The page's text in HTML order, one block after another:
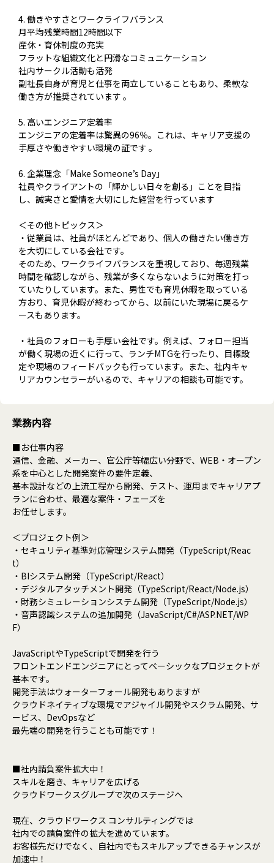
4. 働きやすさとワークライフバランス
月平均残業時間12時間以下
産休・育休制度の充実
フラットな組織文化と円滑なコミュニケーション
社内サークル活動も活発
副社長自身が育児と仕事を両立していることもあり、柔軟な
働き方が推奨されています 。
5. 高いエンジニア定着率
エンジニアの定着率は驚異の96％。これは、キャリア支援の
手厚さや働きやすい環境の証です 。
6. 企業理念「Make Someone’s Day」
社員やクライアントの「輝かしい日々を創る」ことを目指
し、誠実さと愛情を大切にした経営を行っています
＜その他トピックス＞
・従業員は、社員がほとんどであり、個人の働きたい働き方
を大切にしている会社です。
そのため、ワークライフバランスを重視しており、毎週残業
時間を確認しながら、残業が多くならないように対策を打っ
ていたりしています。また、男性でも育児休暇を取っている
方おり、育児休暇が終わってから、以前にいた現場に戻るケ
ースもあります。
・社員のフォローも手厚い会社です。例えば、フォロー担当
が働く現場の近くに行って、ランチMTGを行ったり、目標設
定や現場のフィードバックも行っています。また、社内キャ
リアカウンセラーがいるので、キャリアの相談も可能です。
業務内容
■お仕事内容
通信、金融、メーカー、官公庁等幅広い分野で、WEB・オープン
系を中心とした開発案件の要件定義、
基本設計などの上流工程から開発、テスト、運用までキャリアプ
ランに合わせ、最適な案件・フェーズを
お任せします。
＜プロジェクト例＞
・セキュリティ基準対応管理システム開発（TypeScript/Reac
t）
・BIシステム開発（TypeScript/React）
・デジタルアタッチメント開発（TypeScript/React/Node.js）
・財務シミュレーションシステム開発（TypeScript/Node.js）
・音声認識システムの追加開発（JavaScript/C#/ASP.NET/WP
F）
JavaScriptやTypeScriptで開発を行う
フロントエンドエンジニアにとってベーシックなプロジェクトが
基本です。
開発手法はウォーターフォール開発もありますが
クラウドネイティブな環境でアジャイル開発やスクラム開発、サ
ービス、DevOpsなど
最先端の開発を行うことも可能です！
■社内請負案件拡大中！
スキルを磨き、キャリアを広げる
クラウドワークスグループで次のステージへ
現在、クラウドワークス コンサルティングでは
社内での請負案件の拡大を進めています。
お客様先だけでなく、自社内でもスキルアップできるチャンスが
加速中！